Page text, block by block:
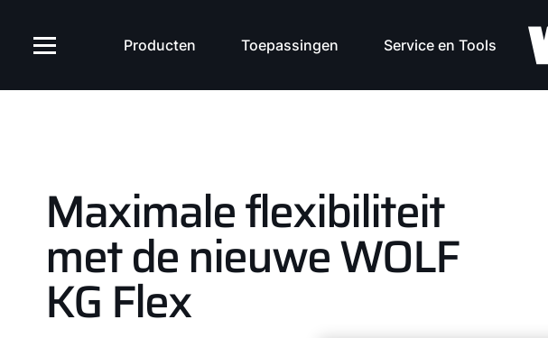
Producten Toepassingen Service en Tools
Maximale flexibiliteit
met de nieuwe WOLF
KG Flex